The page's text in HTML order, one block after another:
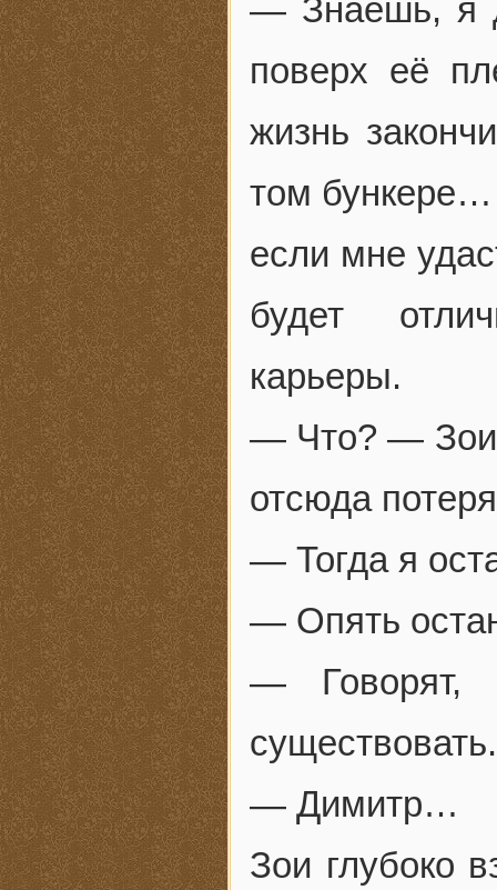
— Знаешь, я
поверх её
жизнь
том
если мне
будет
карьеры.
— Что? — Зои
отсюда
— Тогда я
— Опять
— Говорят,
— Димитр…
Зои глубоко